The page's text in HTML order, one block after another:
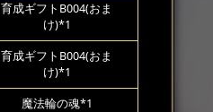
育成ギフトB004(おま
け)*1
育成ギフトB004(おま
け)*1
魔法輪の魂*1